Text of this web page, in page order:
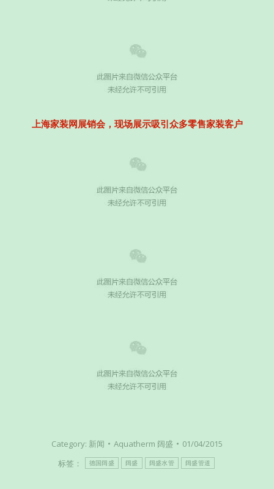
上海家装网展销会，现场展示吸引众多零售家装客户
Category: 新闻 Aquatherm 阔盛
01/04/2015
标签：
德国阔盛 阔盛 阔盛水管 阔盛管道